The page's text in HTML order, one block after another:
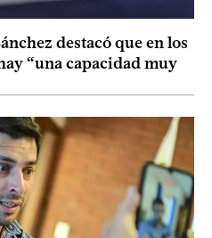
destacó que en los
“una capacidad muy